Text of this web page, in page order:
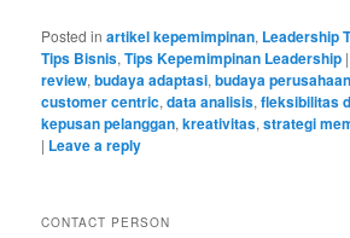
Posted in artikel kepemimpinan, Leadership
Tips Bisnis,Tips Kepemimpinan Leadership
review,budaya adaptasi,budaya perusahaan
customer centric,data analisis,fleksibilitas
kepusan pelanggan,kreativitas,strategi
| Leave a reply
CONTACT PERSON